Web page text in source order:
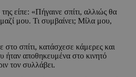
είπε: «Πήγαινε σπίτι, αλλιώς θα
μου. Τι συμβαίνει; Μίλα μου,
στο σπίτι, κατάσχεσε κάμερες και
ήταν αποθηκευμένα στο κινητό
τον συλλάβει.